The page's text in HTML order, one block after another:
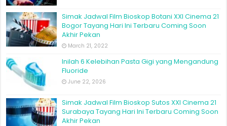
Simak Jadwal Film Bioskop Botani XXI Cinema 21
Bogor Tayang Hari Ini Terbaru Coming Soon
Akhir Pekan
March 21, 2022
Inilah 6 Kelebihan Pasta Gigi yang Mengandung
Fluoride
June 22, 2026
Simak Jadwal Film Bioskop Sutos XXI Cinema 21
Surabaya Tayang Hari Ini Terbaru Coming Soon
Akhir Pekan